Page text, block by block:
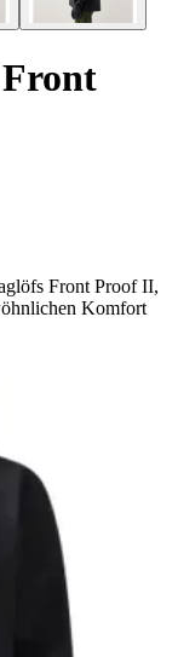
Front Proof II,
Komfort